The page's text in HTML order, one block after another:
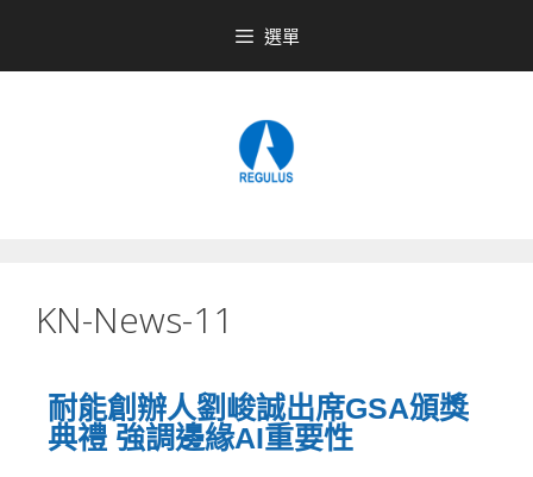
選單
KN-News-11
耐能創辦人劉峻誠出席GSA頒獎
典禮 強調邊緣AI重要性